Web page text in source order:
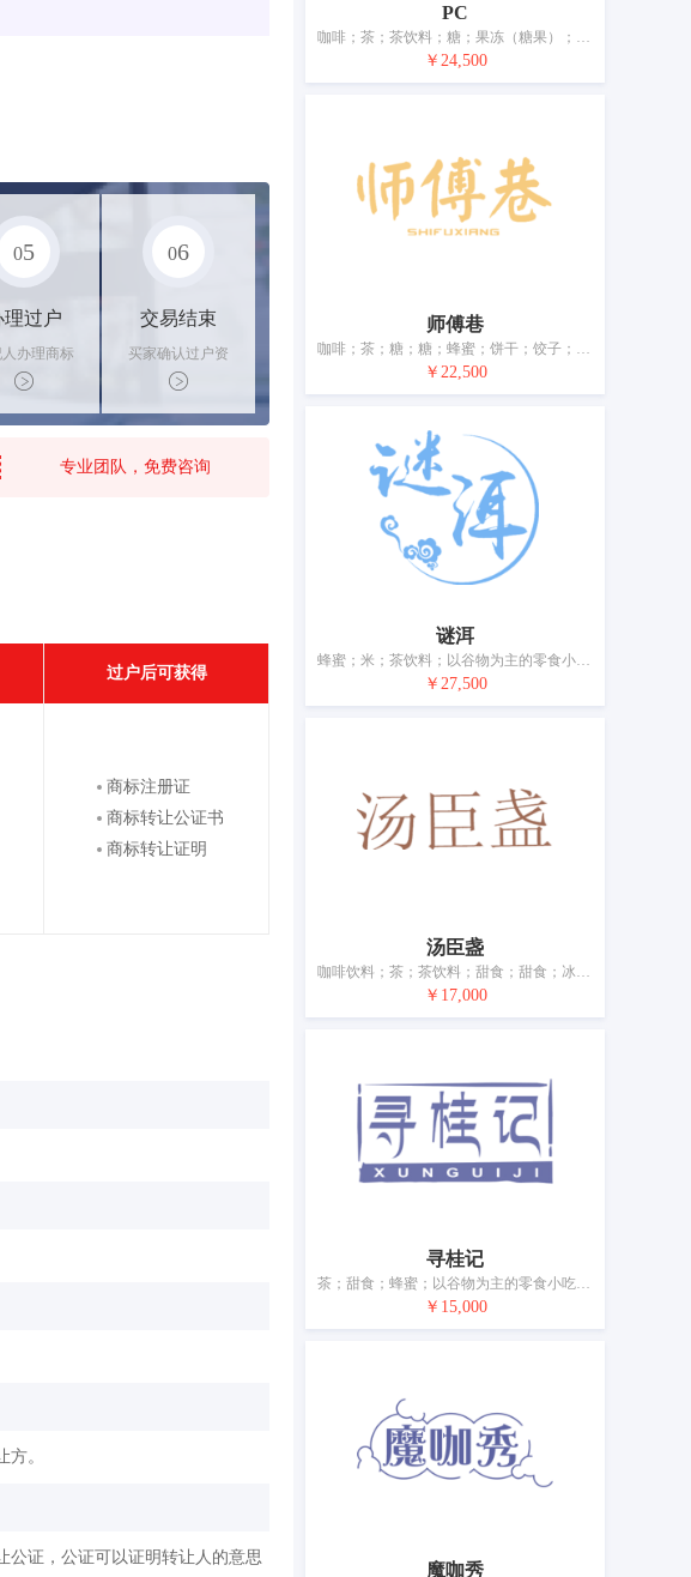
05
理过户
办理商标
手续，交付
相关证书
06
交易结束
买家确认过户资
料后，平台解冻
资金支付卖家
专业团队，免费咨询
过户后可获得
商标注册证
商标转让公证书
商标转让证明
。
公证，公证可以证明转让人的意思
PC
咖啡；茶；茶饮料；糖；果冻（糖果）；蜂蜜；饼干；方便米饭；米；面条；以谷物为主的零食小吃；冰淇淋；调味品
￥24,500
师傅巷
咖啡；茶；糖；糖；蜂蜜；饼干；饺子；米；方便面；调味品；以谷物为主的零食小吃；以谷物为主的零食小吃
￥22,500
谜洱
蜂蜜；米；茶饮料；以谷物为主的零食小吃；以谷物为主的零食小吃；咖啡；茶；调味品；糖；糖；醋；面包
￥27,500
汤臣盏
咖啡饮料；茶；茶饮料；甜食；甜食；冰糖燕窝；糕点；以谷物为主的零食小吃；以谷物为主的零食小吃；谷类制品；调味；冰淇淋
￥17,000
寻桂记
茶；甜食；蜂蜜；以谷物为主的零食小吃；糕点；谷类制品；调味品；面条
￥15,000
魔咖秀